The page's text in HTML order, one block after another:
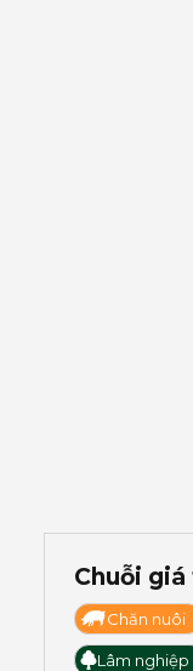
Chuỗi
Chăn nuôi
Lâm nghiệp